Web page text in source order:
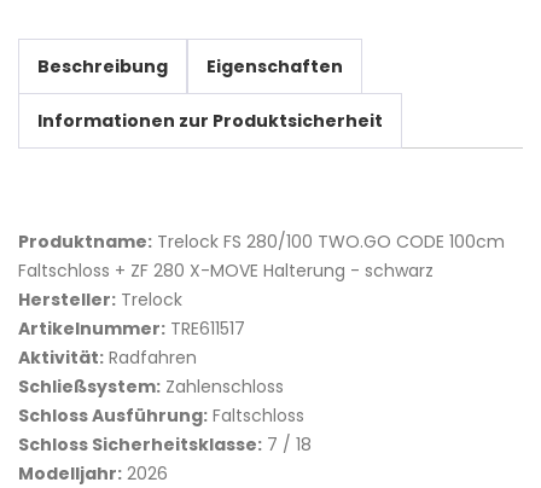
Beschreibung Eigenschaften
Informationen zur Produktsicherheit
Produktname: Trelock FS 280/100 TWO.GO CODE 100cm
Faltschloss + ZF 280 X-MOVE Halterung - schwarz
Hersteller: Trelock
Artikelnummer: TRE611517
Aktivität: Radfahren
Schließsystem: Zahlenschloss
Schloss Ausführung: Faltschloss
Schloss Sicherheitsklasse: 7 / 18
Modelljahr: 2026